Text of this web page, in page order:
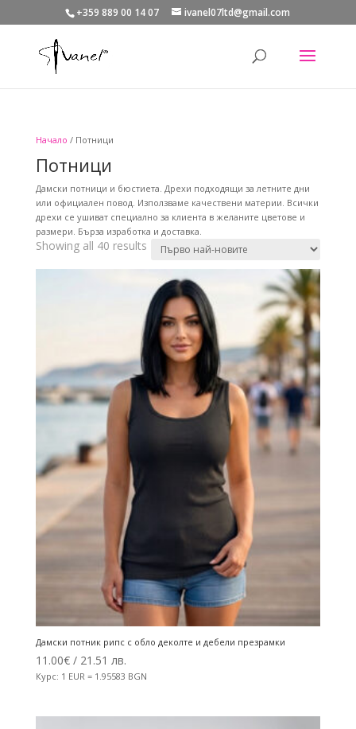
+359 889 00 14 07 ivanel07ltd@gmail.com
Начало / Потници
Потници
Дамски потници и бюстиета. Дрехи подходящи за летните дни
или официален повод. Използваме качествени материи. Всички
дрехи се ушиват специално за клиента в желаните цветове и
размери. Бърза изработка и доставка.
Showing all 40 resultsSorted
latest
Дамски потник рипс с обло деколте и дебели презрамки
11.00€/ 21.51 лв.
Курс: 1 EUR = 1.95583 BGN